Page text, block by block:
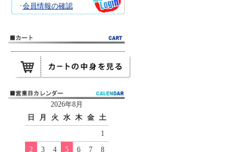
･会員情報の確認
2026年8月
日
月 火 水 木 金
土
1
2
3 4 5 6 7
8